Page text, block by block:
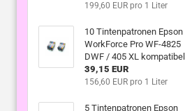
199,60 EUR pro 1 Liter
10 Tintenpatronen Epson
WorkForce Pro WF-4825
DWF / 405 XL kompatibel
39,15 EUR
156,60 EUR pro 1 Liter
5 Tintenpatronen Epson